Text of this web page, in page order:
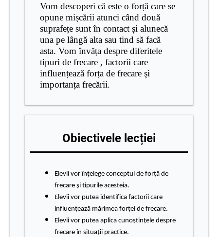
Vom descoperi că este o forță care se
opune mișcării atunci când două
suprafețe sunt în contact și alunecă
una pe lângă alta sau tind să facă
asta. Vom învăța despre diferitele
tipuri de frecare , factorii care
influențează forța de frecare şi
importanța frecării.
Obiectivele lecției
Elevii vor înțelege conceptul de forță de
frecare și tipurile acesteia.
Elevii vor putea identifica factorii care
influențează mărimea forței de frecare.
Elevii vor putea aplica cunoștințele despre
frecare în situații practice.